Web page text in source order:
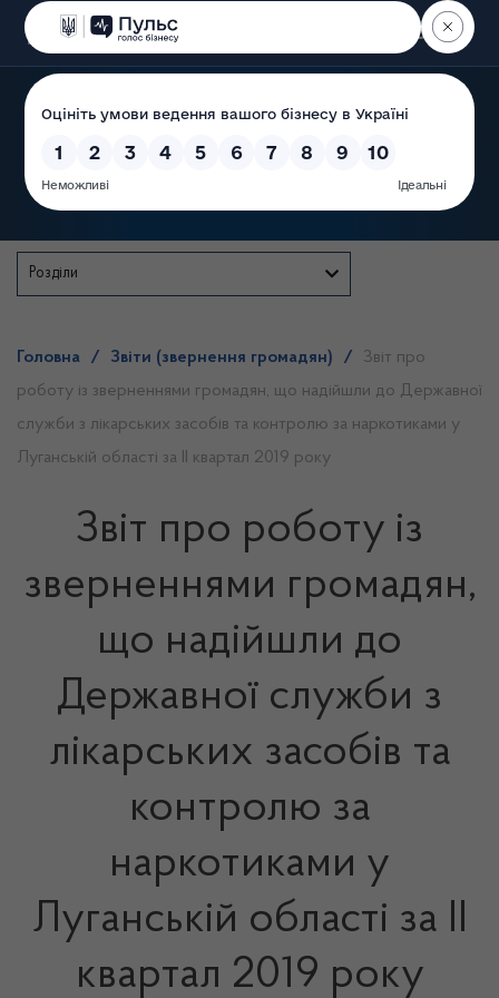
Пошук
Розділи
Головна / Звіти (звернення громадян) /
Звіт про
роботу із зверненнями громадян, що надійшли до Державної
служби з лікарських засобів та контролю за наркотиками у
Луганській області за ІІ квартал 2019 року
Звіт про роботу із
зверненнями громадян,
що надійшли до
Державної служби з
лікарських засобів та
контролю за
наркотиками у
Луганській області за ІІ
квартал 2019 року